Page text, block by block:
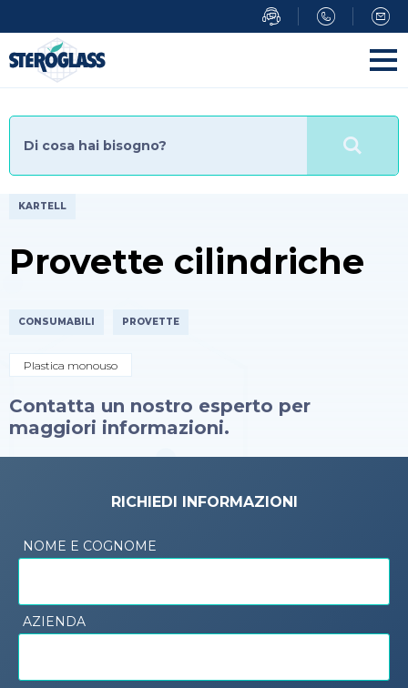
al
contenuto
principale
KARTELL
Provette cilindriche
CONSUMABILI PROVETTE
Plastica monouso
Contatta un nostro esperto per
maggiori informazioni.
RICHIEDI INFORMAZIONI
NOME E COGNOME
AZIENDA